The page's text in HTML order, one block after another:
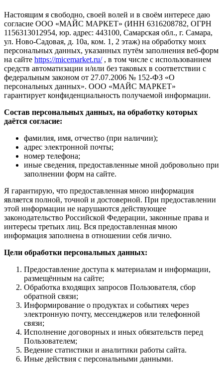
Настоящим я свободно, своей волей и в своём интересе даю
согласие ООО «МАЙС МАРКЕТ» (ИНН 6316208782, ОГРН
1156313012954, юр. адрес: 443100, Самарская обл., г. Самара,
ул. Ново-Садовая, д. 10а, ком. 1, 2 этаж) на обработку моих
персональных данных, указанных путём заполнения веб-форм
на сайте https://micemarket.ru/, в том числе с использованием
средств автоматизации и/или без таковых в соответствии с
федеральным законом от 27.07.2006 № 152-ФЗ «О
персональных данных». ООО «МАЙС МАРКЕТ»
гарантирует конфиденциальность получаемой информации.
Состав персональных данных, на обработку которых
даётся согласие:
фамилия, имя, отчество (при наличии);
адрес электронной почты;
номер телефона;
иные сведения, предоставленные мной добровольно при
заполнении форм на сайте.
Я гарантирую, что предоставленная мною информация
является полной, точной и достоверной. При предоставлении
этой информации не нарушаются действующее
законодательство Российской Федерации, законные права и
интересы третьих лиц. Вся предоставленная мною
информация заполнена в отношении себя лично.
Цели обработки персональных данных:
Предоставление доступа к материалам и информации,
размещённым на сайте;
Обработка входящих запросов Пользователя, сбор
обратной связи;
Информирование о продуктах и событиях через
электронную почту, мессенджеров или телефонной
связи;
Исполнение договорных и иных обязательств перед
Пользователем;
Ведение статистики и аналитики работы сайта.
Иные действия с персональными данными.